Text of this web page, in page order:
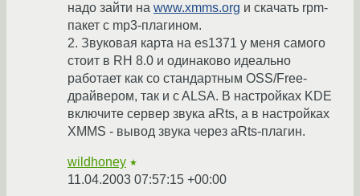
надо зайти на www.xmms.org и скачать rpm-
пакет с mp3-плагином.
2. Звуковая карта на es1371 у меня самого
стоит в RH 8.0 и одинаково идеально
работает как со стандартным OSS/Free-
драйвером, так и c ALSA. В настройках KDE
включите сервер звука aRts, а в настройках
XMMS - вывод звука через aRts-плагин.
wildhoney ★
11.04.2003 07:57:15 +00:00